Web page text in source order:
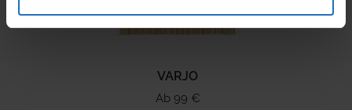
VARJO
Ab 99 €